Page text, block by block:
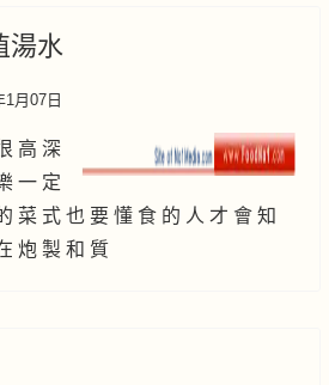
湯水
1月07日
高 深
一 定
菜 式 也 要 懂 食 的 人 才 會 知
炮 製 和 質